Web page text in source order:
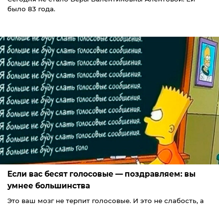
было 83 года.
Если вас бесят голосовые — поздравляем: вы
умнее большинства
Это ваш мозг не терпит голосовые. И это не слабость, а